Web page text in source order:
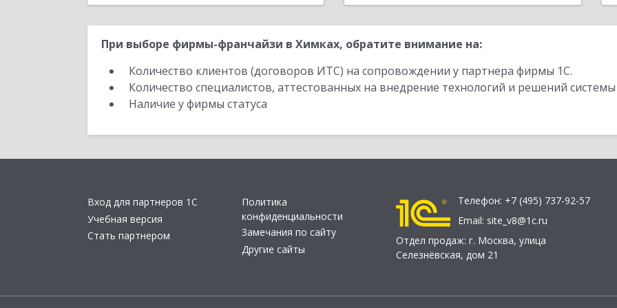
При выборе фирмы-франчайзи в Химках, обратите внимание на:
Количество клиентов (договоров ИТС) на сопровождении у партнера фирмы 1С.
Количество специалистов, аттестованных на внедрение технологий и решений
Наличие у фирмы статуса
Вход для партнеров 1С
Учебная версия
Стать партнером
Политика
конфиденциальности
Замечания по сайту
Другие сайты
Телефон: +7 (495) 737-92-57
Email: site_v8@1c.ru
Отдел продаж: г. Москва, улица
Селезнёвская, дом 21